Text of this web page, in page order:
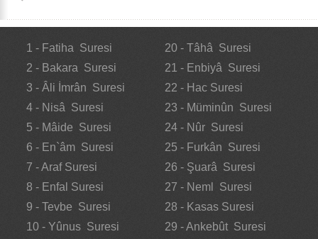
1 - Fatiha Suresi
2 - Bakara Suresi
3 - Âli İmrân Suresi
4 - Nisâ Suresi
5 - Mâide Suresi
6 - En`âm Suresi
7 - Araf Suresi
8 - Enfal Suresi
9 - Tevbe Suresi
10 - Yûnus Suresi
20 - Tâhâ Suresi
21 - Enbiyâ Suresi
22 - Hac Suresi
23 - Müminûn Suresi
24 - Nûr Suresi
25 - Furkân Suresi
26 - Şuarâ Suresi
27 - Neml Suresi
28 - Kasas Suresi
29 - Ankebût Suresi